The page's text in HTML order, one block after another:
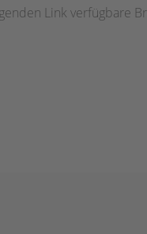
Link verfügbare